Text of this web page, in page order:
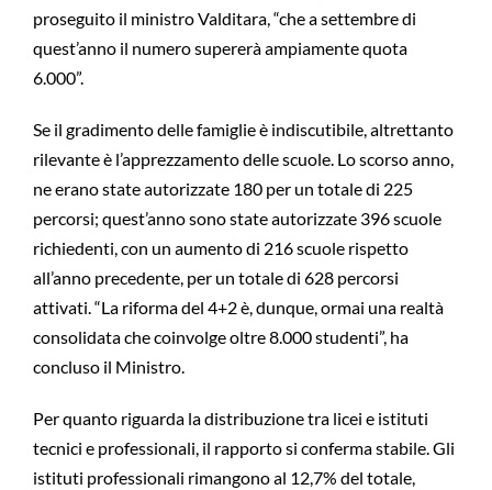
proseguito il ministro Valditara, “che a settembre di
quest’anno il numero supererà ampiamente quota
6.000”.
Se il gradimento delle famiglie è indiscutibile, altrettanto
rilevante è l’apprezzamento delle scuole. Lo scorso anno,
ne erano state autorizzate 180 per un totale di 225
percorsi; quest’anno sono state autorizzate 396 scuole
richiedenti, con un aumento di 216 scuole rispetto
all’anno precedente, per un totale di 628 percorsi
attivati. “La riforma del 4+2 è, dunque, ormai una realtà
consolidata che coinvolge oltre 8.000 studenti”, ha
concluso il Ministro.
Per quanto riguarda la distribuzione tra licei e istituti
tecnici e professionali, il rapporto si conferma stabile. Gli
istituti professionali rimangono al 12,7% del totale,